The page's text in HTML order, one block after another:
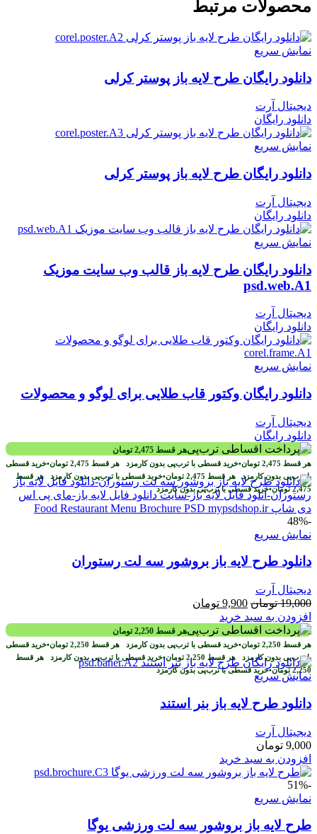
محصولات مرتبط
نمایش سریع
دانلود رایگان طرح لایه باز پوستر کرلی
دیجیتال آرت
دانلود رایگان
نمایش سریع
دانلود رایگان طرح لایه باز پوستر کرلی
دیجیتال آرت
دانلود رایگان
نمایش سریع
دانلود رایگان طرح لایه باز قالب وب سایت موزیک
psd.web.A1
دیجیتال آرت
دانلود رایگان
نمایش سریع
دانلود رایگان وکتور قاب طلایی برای لوگو و محصولات
دیجیتال آرت
دانلود رایگان
هر قسط 2,475 تومان
هر قسط 2,475 تومان•خرید قسطی با ترب‌پی بدون کارمزد هر قسط 2,475 تومان•خرید قسطی
با ترب‌پی بدون کارمزد هر قسط 2,475 تومان•خرید قسطی با ترب‌پی بدون کارمزد هر قسط
2,475 تومان•خرید قسطی با ترب‌پی بدون کارمزد
-48%
نمایش سریع
دانلود طرح لايه باز بروشور سه لت رستوران
دیجیتال آرت
19,000 تومان قیمت
اصلی
19,000 تومان
بود.
9,900 تومان
9,900 تومان
است.
افزودن به سبد خرید
هر قسط 2,250 تومان
هر قسط 2,250 تومان•خرید قسطی با ترب‌پی بدون کارمزد هر قسط 2,250 تومان•خرید قسطی
با ترب‌پی بدون کارمزد هر قسط 2,250 تومان•خرید قسطی با ترب‌پی بدون کارمزد هر قسط
2,250 تومان•خرید قسطی با ترب‌پی بدون کارمزدنمایش سریع
دانلود طرح لایه باز بنر استند
دیجیتال آرت
9,000 تومان
افزودن به سبد خرید
-51%
نمایش سریع
طرح لايه باز بروشور سه لت ورزشی یوگا